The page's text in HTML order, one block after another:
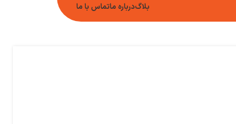
بلاگدرباره ماتماس با ما